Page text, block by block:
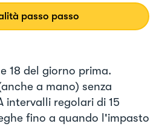
passo passo
18 del giorno prima.
a mano) senza
intervalli regolari di 15
fino a quando l'impasto